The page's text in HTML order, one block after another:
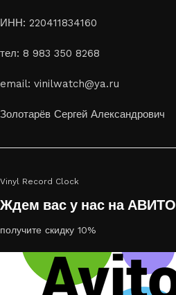
ИНН: 220411834160
тел: 8 983 350 8268
email: vinilwatch@ya.ru
Золотарёв Сергей Александрович
Vinyl Record Clock
Ждем вас у нас на АВИТО
получите скидку 10%